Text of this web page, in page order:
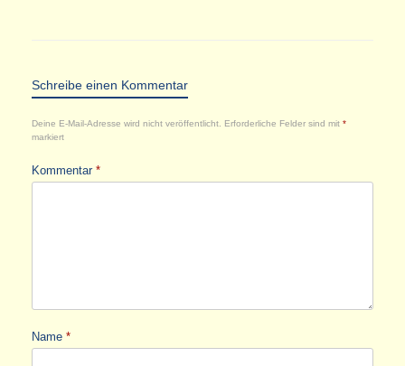
Schreibe einen Kommentar
Deine E-Mail-Adresse wird nicht veröffentlicht. Erforderliche Felder sind mit *
markiert
Kommentar *
Name *